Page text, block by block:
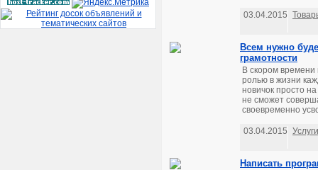
03.04.2015
Всем нужно
грамотности
В скором
ролью в жизни
новичок просто
не сможет
своевременно
03.04.2015 Услуги
Написать